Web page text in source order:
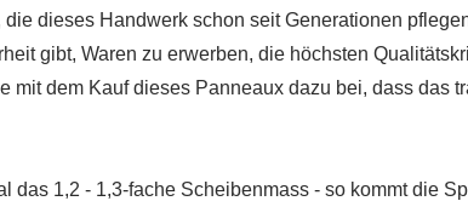
dieses Handwerk schon seit Generationen
gibt, Waren zu erwerben, die höchsten
mit dem Kauf dieses Panneaux dazu bei, dass das
das 1,2 - 1,3-fache Scheibenmass - so kommt die